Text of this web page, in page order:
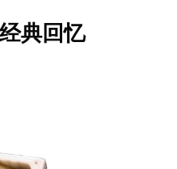
典回忆